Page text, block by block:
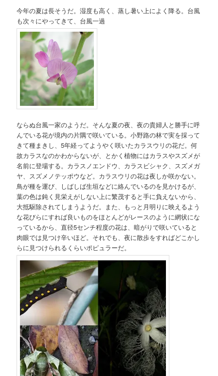
今年の夏は長そうだ。湿度も高く、蒸し暑い上によく降る。台風
も次々にやってきて、台風一過
ならぬ台風一家のようだ。そんな夏の夜、夜の貴婦人と勝手に呼
んでいる花が境内の片隅で咲いている。小野路の林で実を採って
きて種まきし、5年経ってようやく咲いたカラスウリの花だ。何
故カラスなのかわからないが、とかく植物にはカラスやスズメが
名前に登場する。カラスノエンドウ、カラスビシャク、スズメガ
ヤ、スズメノテッポウなど。カラスウリの花は夜しか咲かない。
鳥が種を運び、しばしば生垣などに絡んでいるのを見かけるが、
葉の色は鈍く見栄えがしない上に繁茂すると手に負えないから、
大抵駆除されてしまうようだ。また、もっと月明りに映えるよう
な花びらにすれば良いものをほとんどがレースのように網状にな
っているから、直径5センチ程度の花は、暗がりで咲いていると
肉眼では見つけ辛いほど。それでも、夜に散歩をすればどこかし
らに見つけられるくらいポピュラーだ。